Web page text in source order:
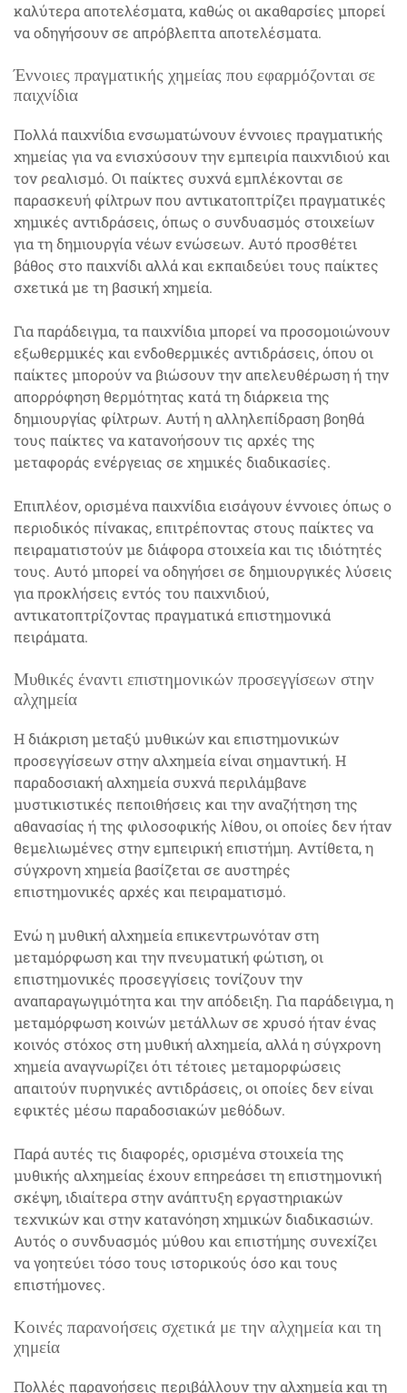
καλύτερα αποτελέσματα, καθώς οι ακαθαρσίες μπορεί
να οδηγήσουν σε απρόβλεπτα αποτελέσματα.
Έννοιες πραγματικής χημείας που εφαρμόζονται σε
παιχνίδια
Πολλά παιχνίδια ενσωματώνουν έννοιες πραγματικής
χημείας για να ενισχύσουν την εμπειρία παιχνιδιού και
τον ρεαλισμό. Οι παίκτες συχνά εμπλέκονται σε
παρασκευή φίλτρων που αντικατοπτρίζει πραγματικές
χημικές αντιδράσεις, όπως ο συνδυασμός στοιχείων
για τη δημιουργία νέων ενώσεων. Αυτό προσθέτει
βάθος στο παιχνίδι αλλά και εκπαιδεύει τους παίκτες
σχετικά με τη βασική χημεία.
Για παράδειγμα, τα παιχνίδια μπορεί να προσομοιώνουν
εξωθερμικές και ενδοθερμικές αντιδράσεις, όπου οι
παίκτες μπορούν να βιώσουν την απελευθέρωση ή την
απορρόφηση θερμότητας κατά τη διάρκεια της
δημιουργίας φίλτρων. Αυτή η αλληλεπίδραση βοηθά
τους παίκτες να κατανοήσουν τις αρχές της
μεταφοράς ενέργειας σε χημικές διαδικασίες.
Επιπλέον, ορισμένα παιχνίδια εισάγουν έννοιες όπως ο
περιοδικός πίνακας, επιτρέποντας στους παίκτες να
πειραματιστούν με διάφορα στοιχεία και τις ιδιότητές
τους. Αυτό μπορεί να οδηγήσει σε δημιουργικές λύσεις
για προκλήσεις εντός του παιχνιδιού,
αντικατοπτρίζοντας πραγματικά επιστημονικά
πειράματα.
Μυθικές έναντι επιστημονικών προσεγγίσεων στην
αλχημεία
Η διάκριση μεταξύ μυθικών και επιστημονικών
προσεγγίσεων στην αλχημεία είναι σημαντική. Η
παραδοσιακή αλχημεία συχνά περιλάμβανε
μυστικιστικές πεποιθήσεις και την αναζήτηση της
αθανασίας ή της φιλοσοφικής λίθου, οι οποίες δεν ήταν
θεμελιωμένες στην εμπειρική επιστήμη. Αντίθετα, η
σύγχρονη χημεία βασίζεται σε αυστηρές
επιστημονικές αρχές και πειραματισμό.
Ενώ η μυθική αλχημεία επικεντρωνόταν στη
μεταμόρφωση και την πνευματική φώτιση, οι
επιστημονικές προσεγγίσεις τονίζουν την
αναπαραγωγιμότητα και την απόδειξη. Για παράδειγμα, η
μεταμόρφωση κοινών μετάλλων σε χρυσό ήταν ένας
κοινός στόχος στη μυθική αλχημεία, αλλά η σύγχρονη
χημεία αναγνωρίζει ότι τέτοιες μεταμορφώσεις
απαιτούν πυρηνικές αντιδράσεις, οι οποίες δεν είναι
εφικτές μέσω παραδοσιακών μεθόδων.
Παρά αυτές τις διαφορές, ορισμένα στοιχεία της
μυθικής αλχημείας έχουν επηρεάσει τη επιστημονική
σκέψη, ιδιαίτερα στην ανάπτυξη εργαστηριακών
τεχνικών και στην κατανόηση χημικών διαδικασιών.
Αυτός ο συνδυασμός μύθου και επιστήμης συνεχίζει
να γοητεύει τόσο τους ιστορικούς όσο και τους
επιστήμονες.
Κοινές παρανοήσεις σχετικά με την αλχημεία και τη
χημεία
Πολλές παρανοήσεις περιβάλλουν την αλχημεία και τη